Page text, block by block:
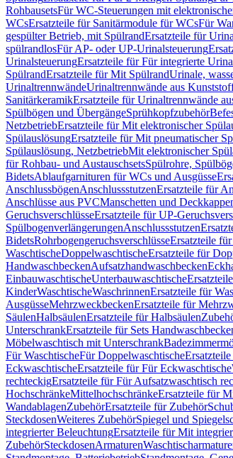
RohbausetsFür WC-Steuerungen mit
WCsErsatzteile für Sanitärmodule für WCsFür
gespülter Betrieb, mit SpülrandErsatzteile für
spülrandlosFür AP- oder UP-Urinalsteuerung
UrinalsteuerungErsatzteile für Für integrierte
SpülrandErsatzteile für Mit SpülrandUrinale,
UrinaltrennwändeUrinaltrennwände aus
SanitärkeramikErsatzteile für Urinaltrennwände
Spülbögen und ÜbergängeSprühkopfzubehör
NetzbetriebErsatzteile für Mit elektronischer
SpülauslösungErsatzteile für Mit pneumatischer
Spülauslösung, NetzbetriebMit elektronischer
für Rohbau- und AustauschsetsSpülrohre,
BidetsAblaufgarnituren für WCs und Ausgüsse
AnschlussbögenAnschlussstutzenErsatzteile für
Anschlüsse aus PVCManschetten und
GeruchsverschlüsseErsatzteile für UP-
SpülbogenverlängerungenAnschlussstutzen
BidetsRohrbogengeruchsverschlüsseErsatzteile
WaschtischeDoppelwaschtischeErsatzteile für
HandwaschbeckenAufsatzhandwaschbecken
EinbauwaschtischeUnterbauwaschtische
KinderWaschtischeWaschrinnenErsatzteile für
AusgüsseMehrzweckbeckenErsatzteile für
SäulenHalbsäulenErsatzteile für Halbsäulen
UnterschrankErsatzteile für Sets
Möbelwaschtisch mit Unterschrank
Für WaschtischeFür Doppelwaschtische
EckwaschtischeErsatzteile für Für Eckwaschtische
rechteckigErsatzteile für Für Aufsatzwaschtisch
HochschränkeMittelhochschränkeErsatzteile für
WandablagenZubehörErsatzteile für Zubehör
SteckdosenWeiteres ZubehörSpiegel und
integrierter BeleuchtungErsatzteile für Mit
ZubehörSteckdosenArmaturen